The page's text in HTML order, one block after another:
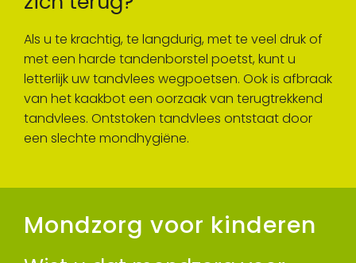
Als u te krachtig, te langdurig, met te veel druk of
met een harde tandenborstel poetst, kunt u
letterlijk uw tandvlees wegpoetsen. Ook is afbraak
van het kaakbot een oorzaak van terugtrekkend
tandvlees. Ontstoken tandvlees ontstaat door
een slechte mondhygiëne.
Mondzorg voor kinderen